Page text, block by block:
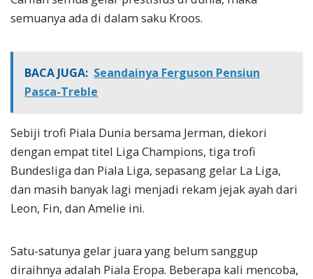
semuanya ada di dalam saku Kroos.
BACA JUGA: Seandainya Ferguson Pensiun
Pasca-Treble
Sebiji trofi Piala Dunia bersama Jerman, diekori
dengan empat titel Liga Champions, tiga trofi
Bundesliga dan Piala Liga, sepasang gelar La Liga,
dan masih banyak lagi menjadi rekam jejak ayah dari
Leon, Fin, dan Amelie ini.
Satu-satunya gelar juara yang belum sanggup
diraihnya adalah Piala Eropa. Beberapa kali mencoba,